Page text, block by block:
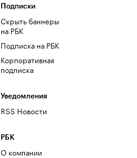
Подписки
Скрыть баннеры
на РБК
Подписка на РБК
Корпоративная
подписка
Уведомления
RSS Новости
РБК
О компании